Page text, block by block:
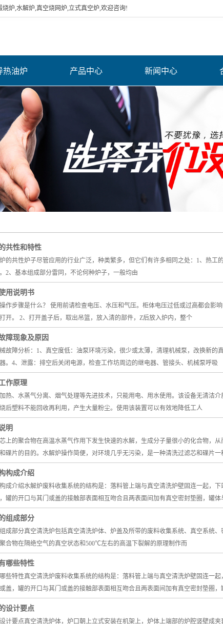
炉,水解炉,真空烧网炉,立式真空炉,欢迎咨询!
热油炉 产品中心
网带式超声波清
洗机
导热油炉
辐射管
网带炉 烘道 烘箱
三甘醇清洗炉
真空清洗炉
管道电加热器
环保废气处理
碟片干燥箱
四位超声波
预热站
新闻中心
公司新闻
行业新闻
常见问题
共性和特性
的共性炉子尽管应用的行业广泛，种类繁多，但它们有许多相同之处：1、热
2、基本组成部分雷同，不论何种炉子，一般均由
用说明书
作步骤是什么？ 使用前请检查电压、水压和气压。柜体电压过低或过高都会影
开。 2、打开盖子后，取出吊篮，放入清的部件，Z后放入炉内，整个
障现象及原因
故障分析：1、真空度低：油泵环境污染，很少或太薄，清理机械泵，改换新
。4、泄露：排空后关闭电源，检查工作坊周边的继电器、管接头、机械泵呼吸
作原理
热、水蒸气分离、烟气处理等先进技术，只能用电、用水使用。该设备无清洁
后塑料不能回收再利用，产生大量粉尘。使用该装置可以有效地降低工人
明
上的聚合物在高温水蒸气作用下发生快速的水解，生成分子量很小的化合物，
碟片的目的。水解炉操作简便，对环境几乎无污染，是一种清洗过滤芯和碟片一
构成介绍
成介绍水解炉废料收集系统的结构是：落料管上端与真空清洗炉壁固连一起，
罐的开口与其门或盖的接触部表面相互吻合且两表面间加有真空密封垫圈，罐体
组成部分
成部分真空清洗炉包括真空清洗炉体、炉盖及所带的废料收集系统、真空系统
合物在隔绝空气的真空状态和500℃左右的高温下裂解的原理制作而
哪些特性
些特性真空清洗炉废料收集系统的结构是：落料管上端与真空清洗炉壁固连一
盖，罐的开口与其门或盖的接触部表面相互吻合且两表面间加有真空密封垫圈，
设计要点
计要点真空清洗炉体，炉口朝上立式安装在机架上，炉体上端部的炉腔竖壁成